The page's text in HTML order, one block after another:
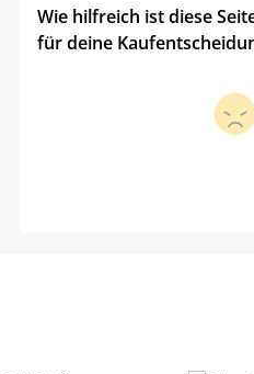
Wie hilfreich ist diese
für deine